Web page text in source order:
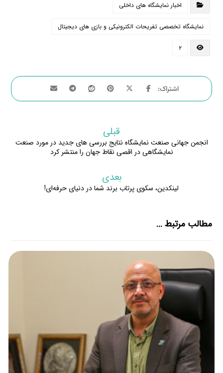
اخبار نمایشگاه های داخلی
نمایشگاه تخصصی تفریحات الکترونیکی و بازی های دیجیتال
۲
قبلی
انجمن جهانی صنعت نمایشگاه نتایج بررسی های جدید در مورد صنعت
نمایشگاهی در اقصی نقاط جهان را منتشر کرد
بعدی
لینکدین، سکوی پرتاب برند شما در دنیای حرفه‌ای!
مطالب مرتبط ...